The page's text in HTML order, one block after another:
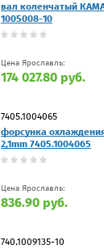
вал коленчатый
1005008-10
Цена Ярославль:
174 027.80 руб.
7405.1004065
форсунка
2,1mm 7405.1004065
Цена Ярославль:
836.90 руб.
740.1009135-10